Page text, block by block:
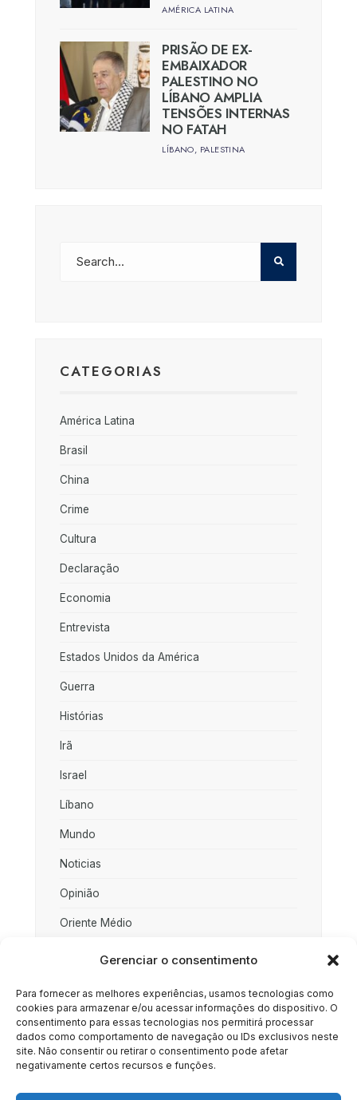
Gerenciar o consentimento
Para fornecer as melhores experiências, usamos tecnologias como
cookies para armazenar e/ou acessar informações do dispositivo. O
consentimento para essas tecnologias nos permitirá processar
dados como comportamento de navegação ou IDs exclusivos neste
site. Não consentir ou retirar o consentimento pode afetar
negativamente certos recursos e funções.
AMÉRICA LATINA
PRISÃO DE EX-
EMBAIXADOR
PALESTINO NO
LÍBANO AMPLIA
TENSÕES INTERNAS
NO FATAH
LÍBANO, PALESTINA
CATEGORIAS
América Latina
Brasil
China
Crime
Cultura
Declaração
Economia
Entrevista
Estados Unidos da América
Guerra
Histórias
Irã
Israel
Líbano
Mundo
Noticias
Opinião
Oriente Médio
Rússia
Sociedade
Uncategorized